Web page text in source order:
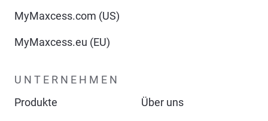
MyMaxcess.com (US)
MyMaxcess.eu (EU)
UNTERNEHMEN
Produkte
Über uns